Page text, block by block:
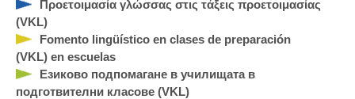
Προετοιμασία γλώσσας στις τάξεις προετοιμασίας
(VKL)
Fomento lingüístico en clases de preparación
(VKL) en escuelas
Езиково подпомагане в училищата в
подготвителни класове (VKL)